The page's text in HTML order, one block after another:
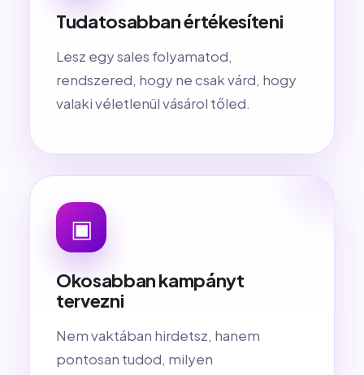
Tudatosabban értékesíteni
Lesz egy sales folyamatod,
rendszered, hogy ne csak várd, hogy
valaki véletlenül vásárol tőled.
▣
Okosabban kampányt
tervezni
Nem vaktában hirdetsz, hanem
pontosan tudod, milyen